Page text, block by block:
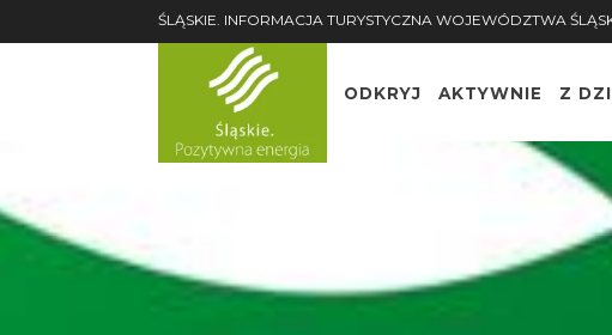
ŚLĄSKIE. INFORMACJA TURYSTYCZNA WOJEWÓDZTWA
ODKRYJ AKTYWNIE Z